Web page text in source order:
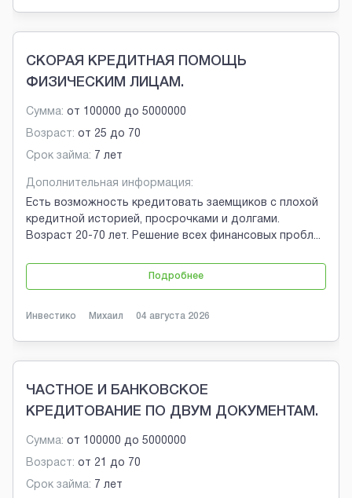
СКОРАЯ КРЕДИТНАЯ ПОМОЩЬ
ФИЗИЧЕСКИМ ЛИЦАМ.
Сумма: от 100000 до 5000000
Возраст: от 25 до 70
Срок займа: 7 лет
Дополнительная информация:
Есть возможность кредитовать заемщиков с плохой
кредитной историей, просрочками и долгами.
Возраст 20-70 лет. Решение всех финансовых пробл...
Подробнее
Инвестико Михаил 04 августа 2026
ЧАСТНОЕ И БАНКОВСКОЕ
КРЕДИТОВАНИЕ ПО ДВУМ ДОКУМЕНТАМ.
Сумма: от 100000 до 5000000
Возраст: от 21 до 70
Срок займа: 7 лет